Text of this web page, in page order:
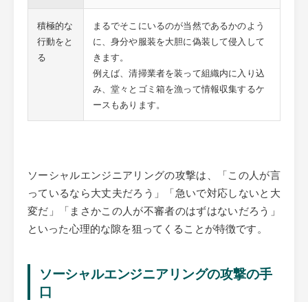
積極的な
行動をと
る
まるでそこにいるのが当然であるかのよう
に、身分や服装を大胆に偽装して侵入して
きます。
例えば、清掃業者を装って組織内に入り込
み、堂々とゴミ箱を漁って情報収集するケ
ースもあります。
ソーシャルエンジニアリングの攻撃は、「この人が言
っているなら大丈夫だろう」「急いで対応しないと大
変だ」「まさかこの人が不審者のはずはないだろう」
といった心理的な隙を狙ってくることが特徴です。
ソーシャルエンジニアリングの攻撃の手
口